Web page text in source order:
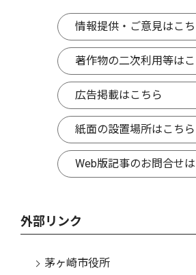
情報提供・ご意見はこ
著作物の二次利用等は
広告掲載はこちら
紙面の設置場所はこちら
Web版記事のお問合せ
外部リンク
茅ヶ崎市役所